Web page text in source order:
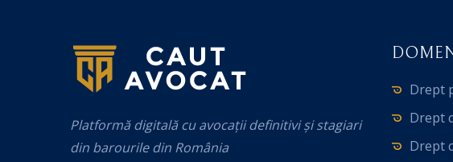
Platformă digitală cu avocații definitivi și stagiari
din barourile din România
Drept
Drept
Drept